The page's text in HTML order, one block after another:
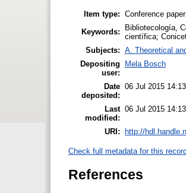
Item type: Conference paper
Keywords:
Bibliotecología,
científica;
Subjects: A. Theoretical
Depositing
user:
Mela Bosch
Date
deposited:
06 Jul 2015 14:13
Last
modified:
06 Jul 2015 14:13
URI: http://
Check full metadata for this
References